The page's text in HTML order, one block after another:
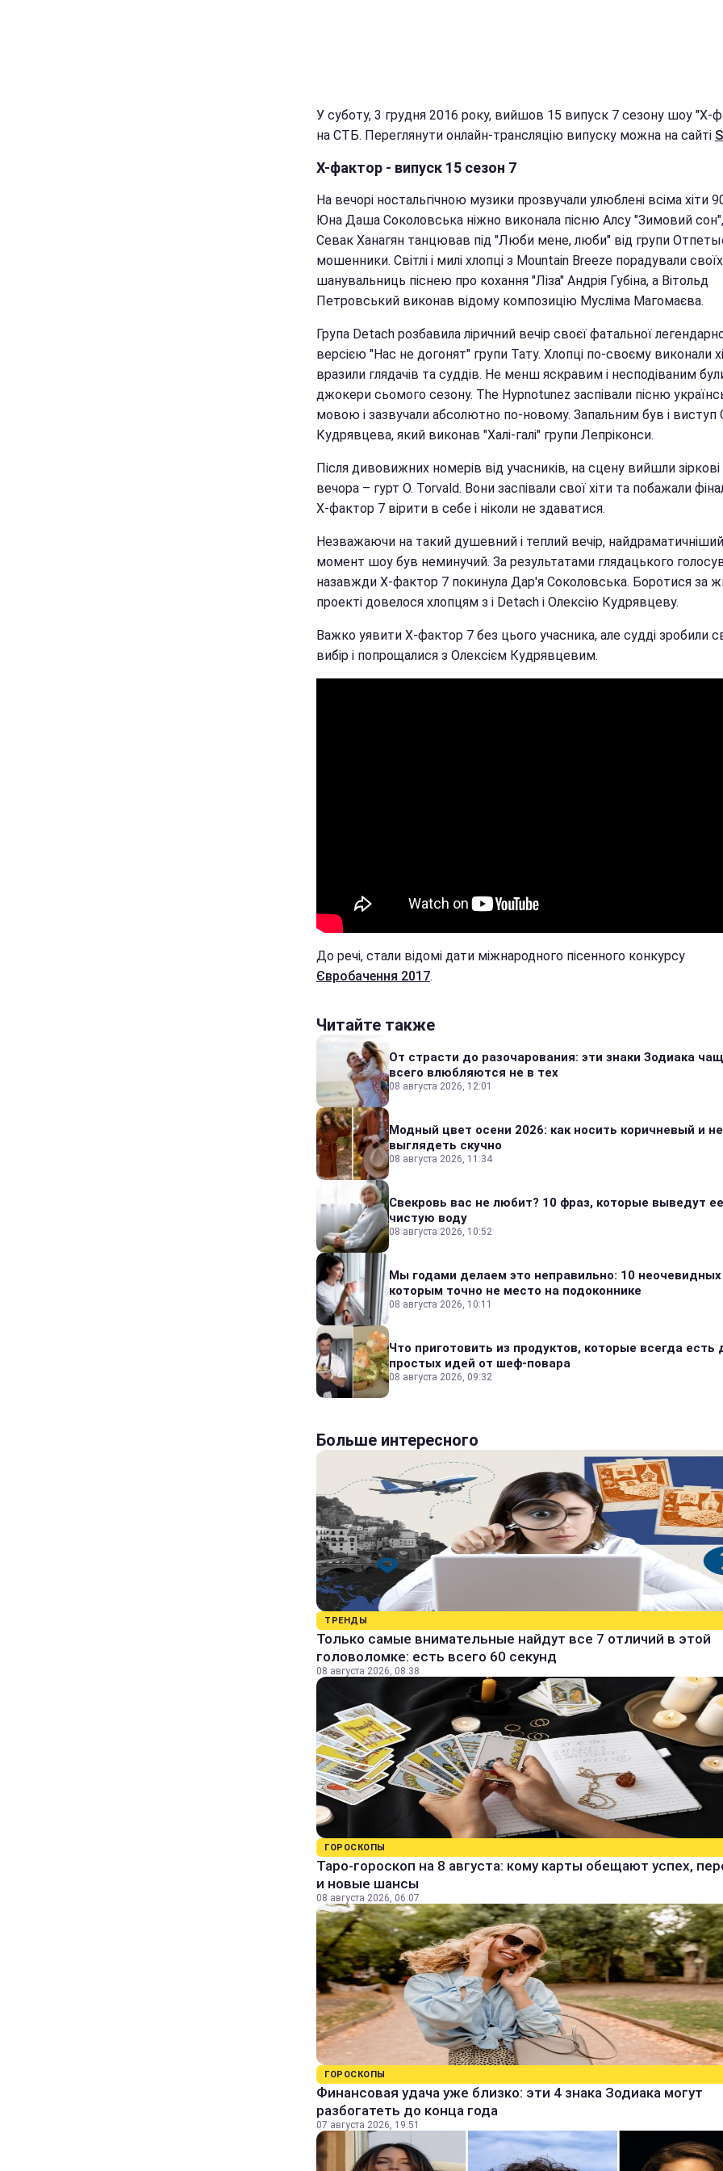
У суботу, 3 грудня 2016 року, вийшов 15 випуск 7 сезону шоу "Х-
на СТБ. Переглянути онлайн-трансляцію випуску можна на сайті
Х-фактор - випуск 15 сезон 7
На вечорі ностальгічною музики прозвучали улюблені всіма хіти
Юна Даша Соколовська ніжно виконала пісню Алсу "Зимовий
Севак Ханагян танцював під "Люби мене, люби" від групи
мошенники. Світлі і милі хлопці з Mountain Breeze порадували своїх
шанувальниць піснею про кохання "Ліза" Андрія Губіна, а Вітольд
Петровський виконав відому композицію Мусліма Магомаєва.
Група Detach розбавила ліричний вечір своєї фатальної
версією "Нас не догонят" групи Тату. Хлопці по-своєму виконали
вразили глядачів та суддів. Не менш яскравим і несподіваним
джокери сьомого сезону. The Hypnotunez заспівали пісню
мовою і зазвучали абсолютно по-новому. Запальним був і виступ
Кудрявцева, який виконав "Халі-галі" групи Лепріконси.
Після дивовижних номерів від учасників, на сцену вийшли зіркові
вечора – гурт О. Torvald. Вони заспівали свої хіти та побажали
Х-фактор 7 вірити в себе і ніколи не здаватися.
Незважаючи на такий душевний і теплий вечір, найдраматичніший
момент шоу був неминучий. За результатами глядацького
назавжди Х-фактор 7 покинула Дар'я Соколовська. Боротися за
проекті довелося хлопцям з і Detach і Олексію Кудрявцеву.
Важко уявити Х-фактор 7 без цього учасника, але судді зробили
вибір і попрощалися з Олексієм Кудрявцевим.
До речі, стали відомі дати міжнародного пісенного конкурсу
Євробачення 2017.
Читайте также
От страсти до разочарования: эти знаки Зодиака
всего влюбляются не в тех
08 августа 2026, 12:01
Модный цвет осени 2026: как носить коричневый и не
выглядеть скучно
08 августа 2026, 11:34
Свекровь вас не любит? 10 фраз, которые выведут
чистую воду
08 августа 2026, 10:52
Мы годами делаем это неправильно: 10
которым точно не место на подоконнике
08 августа 2026, 10:11
Что приготовить из продуктов, которые всегда есть
простых идей от шеф-повара
08 августа 2026, 09:32
Больше интересного
ТРЕНДЫ
Только самые внимательные найдут все 7 отличий в этой
головоломке: есть всего 60 секунд
08 августа 2026, 08:38
ГОРОСКОПЫ
Таро-гороскоп на 8 августа: кому карты обещают успех,
и новые шансы
08 августа 2026, 06:07
ГОРОСКОПЫ
Финансовая удача уже близко: эти 4 знака Зодиака могут
разбогатеть до конца года
07 августа 2026, 19:51